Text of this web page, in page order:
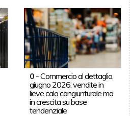
0 -Commercio al dettaglio,
giugno 2026: vendite in
lieve calo congiunturale ma
in crescita su base
tendenziale